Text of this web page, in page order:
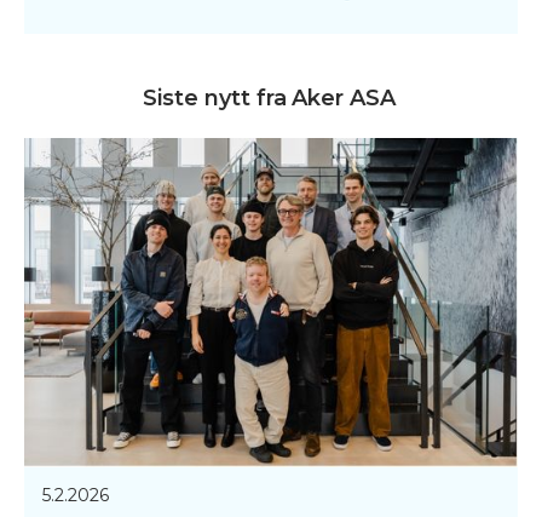
Siste nytt fra Aker ASA
5.2.2026